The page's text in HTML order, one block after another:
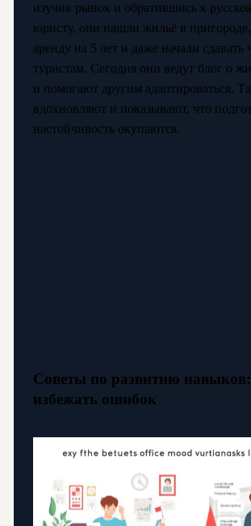
изучив рынок и обратившись к
юристу, они нашли жильё в
аренду на 5 лет и даже начали сдавать
туристам. Сегодня они ведут блог о
и помогают другим адаптироваться.
вдохновляют и показывают, что
настойчивость окупаются.
Советы по развитию
избежать ошибок